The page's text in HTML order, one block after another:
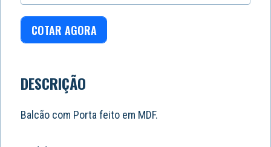
COTAR AGORA
DESCRIÇÃO
Balcão com Porta feito em MDF.